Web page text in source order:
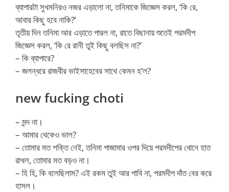
ব্যাপারটা সুখমনিরও নজর এড়ালো না, তনিমাকে জিজ্ঞেস করল, ‘কি রে,
আবার কিছু হবে নাকি?’
তৃতীয় দিন তনিমা আর এড়াতে পারল না, রাতে বিছানায় শুতেই পরমদীপ
জিজ্ঞেস করল, ‘কি রে রানী তুই কিছু বলছিস না?’
– কি ব্যাপারে?
– জলন্ধরে রাজবীর ভাইসাহেবের সাথে কেমন হ’ল?
new fucking choti
– মন্দ না।
– আমার থেকেও ভাল?
– তোমার মত শক্তি নেই, তনিমা পাজামার ওপর দিয়ে পরমদীপের ধোনে হাত
রাখল, তোমার মত বড়ও না।
– হি হি, কি বলেছিলাম? এই রকম তুই আর পাবি না, পরমদীপ দাঁত বের করে
হাসল।